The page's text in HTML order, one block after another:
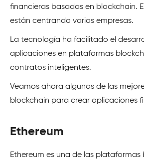
financieras basadas en blockchain.
están centrando varias empresas.
La tecnología ha facilitado el
aplicaciones en plataformas
contratos inteligentes.
Veamos ahora algunas de las
blockchain para crear aplicaciones
Ethereum
Ethereum es una de las plataformas